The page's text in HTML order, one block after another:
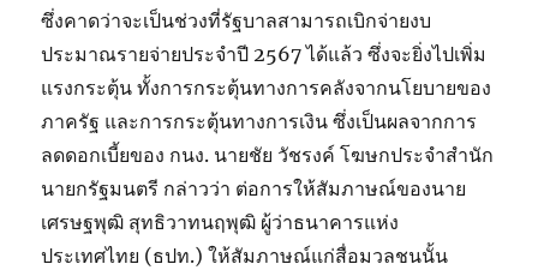
ซึ่งคาดว่าจะเป็นช่วงที่รัฐบาลสามารถเบิกจ่ายงบ
ประมาณรายจ่ายประจำปี 2567 ได้แล้ว ซึ่งจะยิ่งไปเพิ่ม
แรงกระตุ้น ทั้งการกระตุ้นทางการคลังจากนโยบายของ
ภาครัฐ และการกระตุ้นทางการเงิน ซึ่งเป็นผลจากการ
ลดดอกเบี้ยของ กนง. นายชัย วัชรงค์ โฆษกประจำสำนัก
นายกรัฐมนตรี กล่าวว่า ต่อการให้สัมภาษณ์ของนาย
เศรษฐพุฒิ สุทธิวาทนฤพุฒิ ผู้ว่าธนาคารแห่ง
ประเทศไทย (ธปท.) ให้สัมภาษณ์แก่สื่อมวลชนนั้น